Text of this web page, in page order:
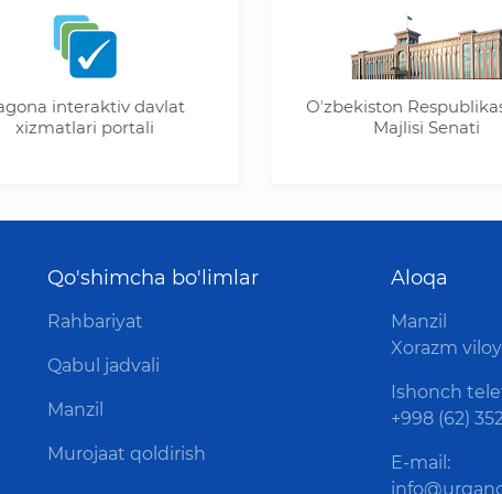
interaktiv davlat
portali
Oʼzbekiston Respublikasi Oliy
Majlisi Senati
Qo'shimcha bo'limlar
Rahbariyat
Qabul jadvali
Manzil
Murojaat qoldirish
Aloqa
Manzil
Xorazm
Ishonch
+998 (62)
E-mail: